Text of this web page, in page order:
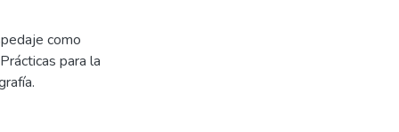
como
para la